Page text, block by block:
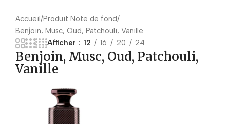
Accueil Produit Note de fond
Benjoin, Musc, Oud, Patchouli, Vanille
Afficher
12 16 20 24
Benjoin, Musc, Oud, Patchouli,
Vanille